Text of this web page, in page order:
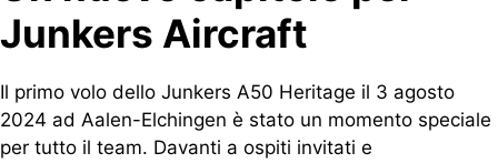
Junkers Aircraft
Il primo volo dello Junkers A50 Heritage il 3 agosto
2024 ad Aalen-Elchingen è stato un momento speciale
per tutto il team. Davanti a ospiti invitati e